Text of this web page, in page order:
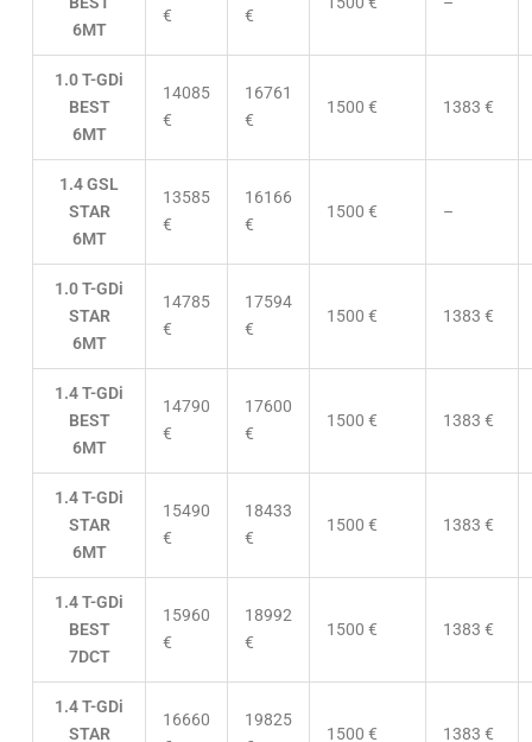
6MT
€ €
1.0 T-GDi
BEST
6MT
14085
€
16761
€
1500 € 1383 €
1.4 GSL
STAR
6MT
13585
€
16166
€
1500 € –
1.0 T-GDi
STAR
6MT
14785
€
17594
€
1500 € 1383 €
1.4 T-GDi
BEST
6MT
14790
€
17600
€
1500 € 1383 €
1.4 T-GDi
STAR
6MT
15490
€
18433
€
1500 € 1383 €
1.4 T-GDi
BEST
7DCT
15960
€
18992
€
1500 € 1383 €
1.4 T-GDi
STAR
16660
19825
1500 € 1383 €